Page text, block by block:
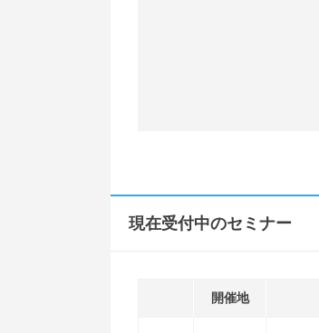
現在受付中のセミナー
開催地